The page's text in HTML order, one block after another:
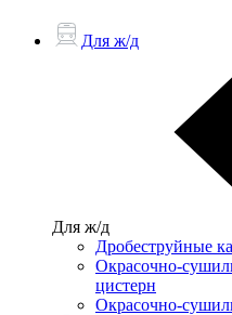
Для ж/д
Для ж/д
Дробеструйные
Окрасочно-
цистерн
Окрасочно-